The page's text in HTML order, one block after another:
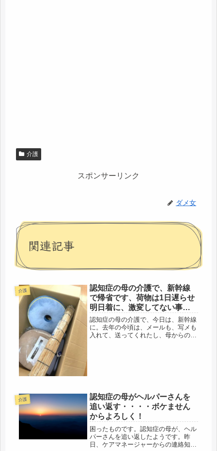
介護
スポンサーリンク
ダメ女
関連記事
介護
認知症の母の介護で、新幹線
で帰省です、荷物は1日遅らせ
明日着に、激変してない事を
願う。
認知症の母の介護で、今日は、新幹線
に。去年の今頃は、メールも、写メも
入れて、送ってくれたし、母からの、
介護
認知症の母がヘルパーさんを
追い返す・・・・ボケません
からよろしく！
困ったものです。認知症の母が、ヘル
パーさんを追い返したようです。昨
日、ケアマネージャーからの連絡知っ